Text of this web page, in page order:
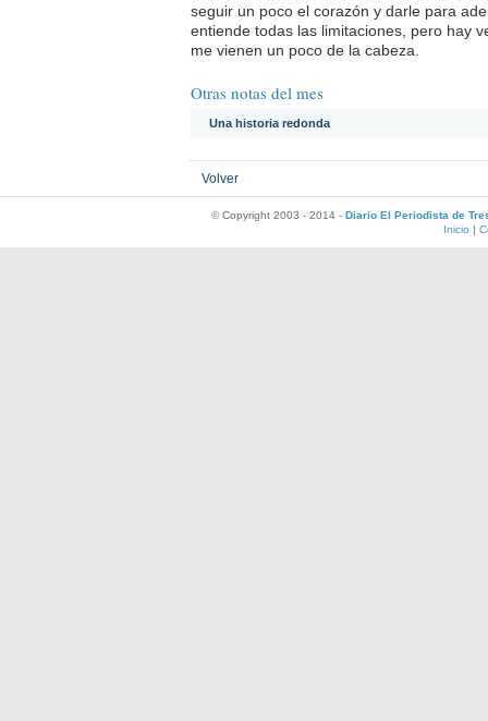
seguir un poco el corazón y darle para
entiende todas las limitaciones, pero hay
me vienen un poco de la cabeza.
Otras notas del mes
Una historia redonda
Volver
© Copyright 2003 - 2014 - Diario El Periodista de
Inicio |